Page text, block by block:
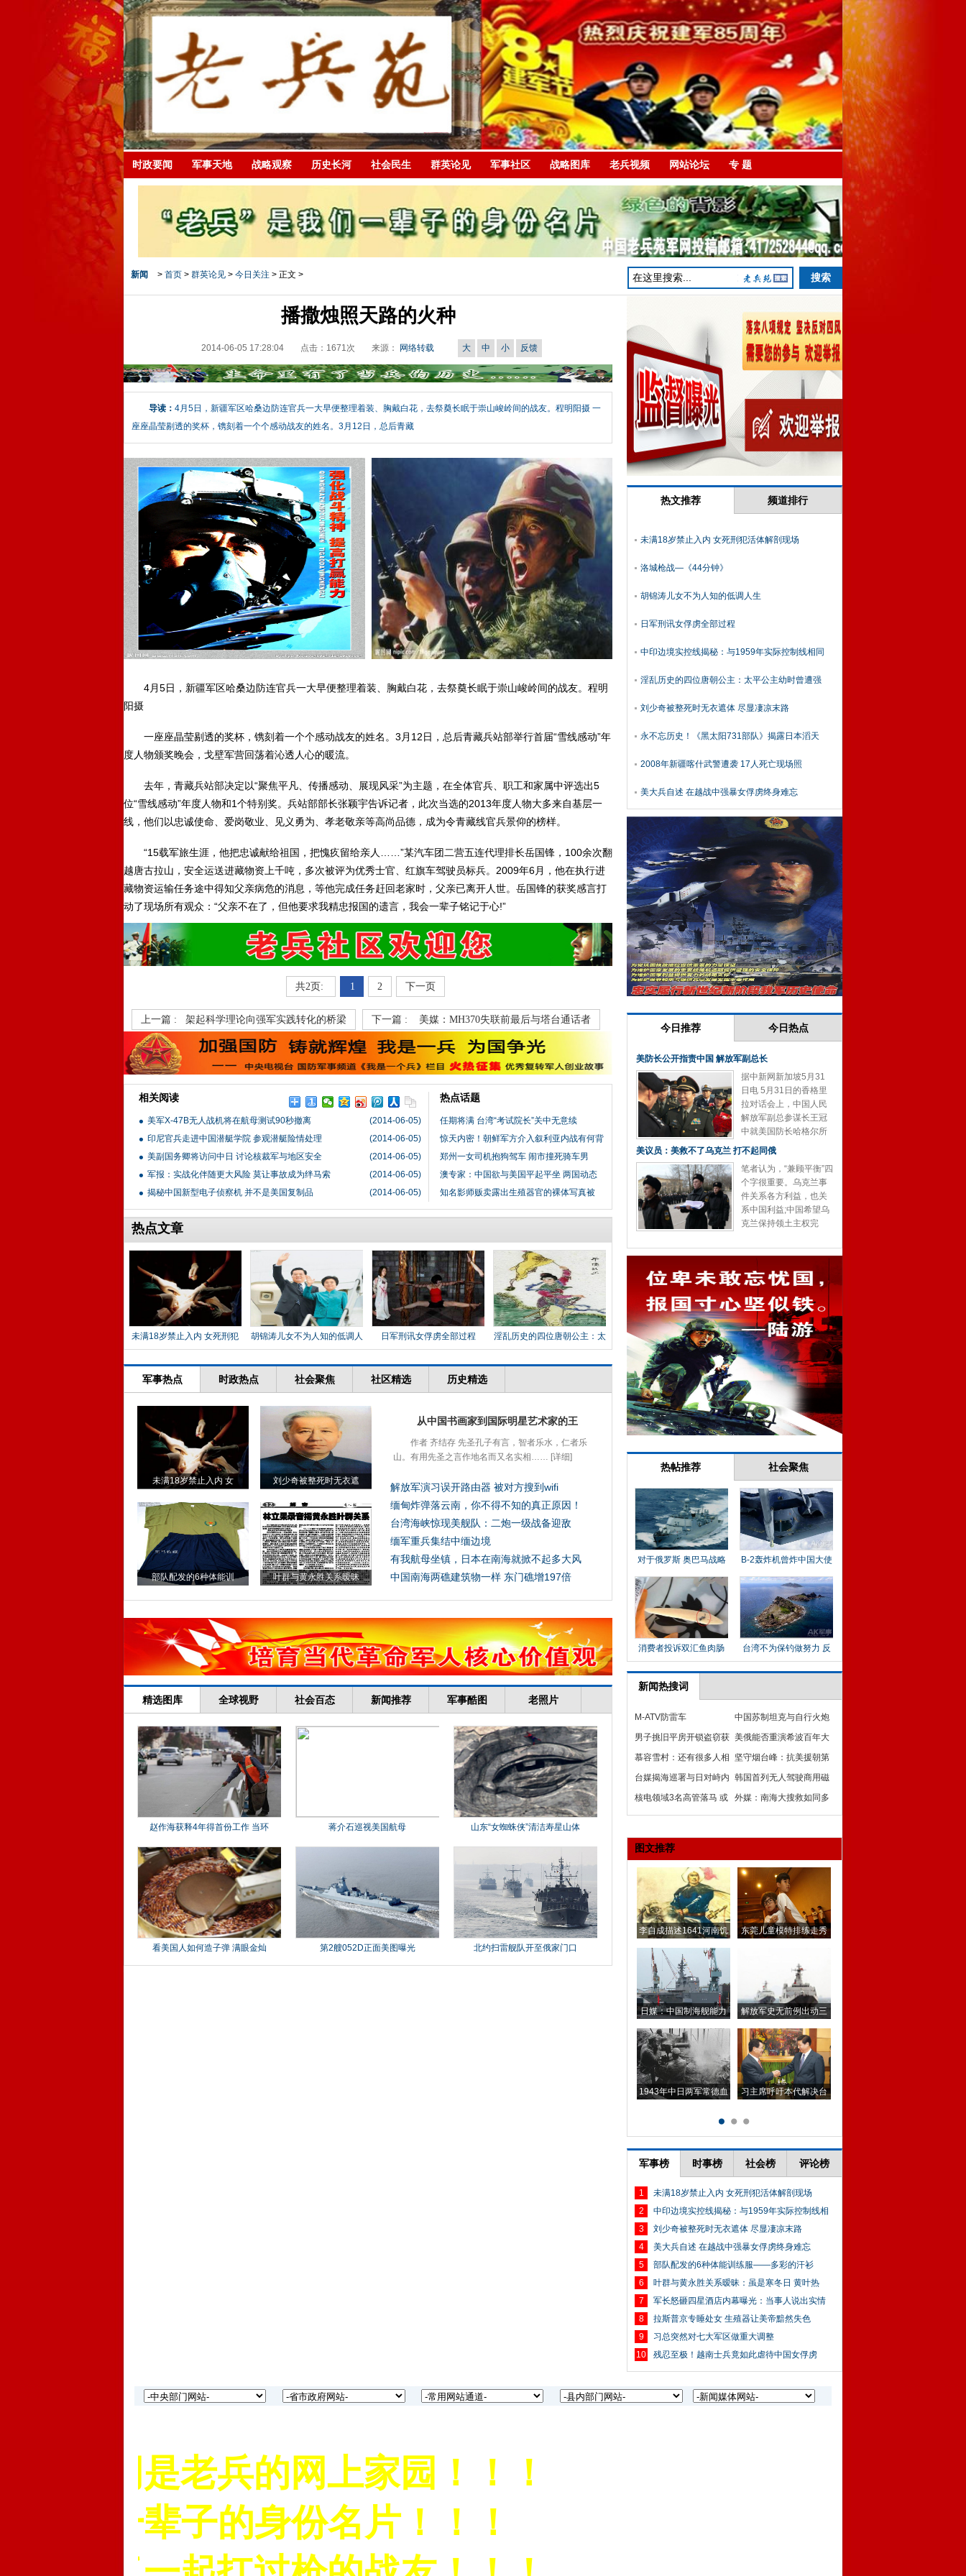
时政要闻 军事天地 战略观察 历史长河 社会民生 群英论见 军事社区 战略图库 老兵视频 网站论坛 专 题
新闻 > 首页 > 群英论见 > 今日关注 > 正文 >
播撒烛照天路的火种
2014-06-05 17:28:04 点击： 1671次 来源： 网络转载 大 中 小 反馈
导读： 4月5日，新疆军区哈桑边防连官兵一大早便整理着装、胸戴白花，去祭奠长眠于崇山峻岭间的战友。程明阳摄 一
座座晶莹剔透的奖杯，镌刻着一个个感动战友的姓名。3月12日，总后青藏
4月5日，新疆军区哈桑边防连官兵一大早便整理着装、胸戴白花，去祭奠长眠于崇山峻岭间的战友。程明
阳摄
一座座晶莹剔透的奖杯，镌刻着一个个感动战友的姓名。3月12日，总后青藏兵站部举行首届“雪线感动”年
度人物颁奖晚会，戈壁军营回荡着沁透人心的暖流。
去年，青藏兵站部决定以“聚焦平凡、传播感动、展现风采”为主题，在全体官兵、职工和家属中评选出5
位“雪线感动”年度人物和1个特别奖。兵站部部长张颖宇告诉记者，此次当选的2013年度人物大多来自基层一
线，他们以忠诚使命、爱岗敬业、见义勇为、孝老敬亲等高尚品德，成为令青藏线官兵景仰的榜样。
“15载军旅生涯，他把忠诚献给祖国，把愧疚留给亲人……”某汽车团二营五连代理排长岳国锋，100余次翻
越唐古拉山，安全运送进藏物资上千吨，多次被评为优秀士官、红旗车驾驶员标兵。2009年6月，他在执行进
藏物资运输任务途中得知父亲病危的消息，等他完成任务赶回老家时，父亲已离开人世。岳国锋的获奖感言打
动了现场所有观众：“父亲不在了，但他要求我精忠报国的遗言，我会一辈子铭记于心!”
共2页: 1 2 下一页
上一篇 : 架起科学理论向强军实践转化的桥梁 下一篇 : 美媒：MH370失联前最后与塔台通话者
相关阅读
(2014-06-05)
美军X-47B无人战机将在航母测试90秒撤离
(2014-06-05)
印尼官兵走进中国潜艇学院 参观潜艇险情处理
(2014-06-05)
美副国务卿将访问中日 讨论核裁军与地区安全
(2014-06-05)
军报：实战化伴随更大风险 莫让事故成为绊马索
(2014-06-05)
揭秘中国新型电子侦察机 并不是美国复制品
热点话题
任期将满 台湾“考试院长”关中无意续
惊天内密！朝鲜军方介入叙利亚内战有何背
郑州一女司机抱狗驾车 闹市撞死骑车男
澳专家：中国欲与美国平起平坐 两国动态
知名影师贩卖露出生殖器官的裸体写真被
热点文章
未满18岁禁止入内 女死刑犯 胡锦涛儿女不为人知的低调人 日军刑讯女俘虏全部过程
淫乱历史的四位唐朝公主：太
平
热文推荐 频道排行
未满18岁禁止入内 女死刑犯活体解剖现场
洛城枪战—《44分钟》
胡锦涛儿女不为人知的低调人生
日军刑讯女俘虏全部过程
中印边境实控线揭秘：与1959年实际控制线相同
淫乱历史的四位唐朝公主：太平公主幼时曾遭强
刘少奇被整死时无衣遮体 尽显凄凉末路
永不忘历史！《黑太阳731部队》揭露日本滔天
2008年新疆喀什武警遭袭 17人死亡现场照
美大兵自述 在越战中强暴女俘虏终身难忘
新闻热搜词
M-ATV防雷车
中国苏制坦克与自行火炮
装备史：使用长达40年
男子挑旧平房开锁盗窃获
刑 出狱后再度作案被抓
美俄能否重演希波百年大
战？
慕容雪村：还有很多人相
信三年困难时没饥荒
坚守烟台峰：抗美援朝第
一次战役东线肉搏战
台媒揭海巡署与日对峙内
情：大陆船未影响其搜证
韩国首列无人驾驶商用磁
悬浮列车试运营
核电领域3名高管落马 或
涉及泄密或操纵招标
外媒：南海大搜救如同多
国联合军演
军事榜 时事榜 社会榜 评论榜
1
未满18岁禁止入内 女死刑犯活体解剖现场
2
中印边境实控线揭秘：与1959年实际控制线相
3
刘少奇被整死时无衣遮体 尽显凄凉末路
4
美大兵自述 在越战中强暴女俘虏终身难忘
5
部队配发的6种体能训练服——多彩的汗衫
6
叶群与黄永胜关系暧昧：虽是寒冬日 黄叶热
7
军长怒砸四星酒店内幕曝光：当事人说出实情
8
拉斯普京专睡处女 生殖器让美帝黯然失色
9
习总突然对七大军区做重大调整
10
残忍至极！越南士兵竟如此虐待中国女俘虏
军网是老兵的网上家园！！！
们一辈子的身份名片！！！